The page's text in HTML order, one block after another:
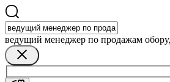
ведущий менеджер по продажам